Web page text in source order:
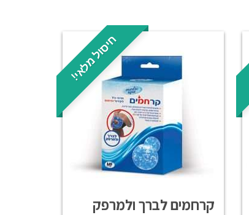
חיסול מלאי!
קרחמים לברך ולמרפק